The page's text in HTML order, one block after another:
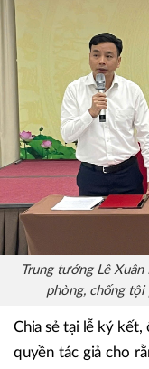
Trung tướng Lê
phòng, chống tội
Chia sẻ tại lễ ký kết,
quyền tác giả cho